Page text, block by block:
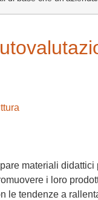
materiali
i loro
le tendenze a